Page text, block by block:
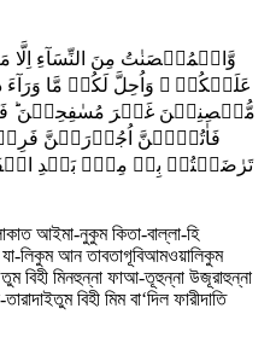
وَّالۡمُحۡصَنٰتُ مِنَ النِّسَآءِ
عَلَیۡکُمۡ ۚ وَاُحِلَّ لَکُمۡ مَّا
مُّحۡصِنِیۡنَ غَیۡرَ مُسٰفِحِیۡنَ
فَاٰتُوۡہُنَّ اُجُوۡرَہُنَّ
تَرٰضَیۡتُمۡ بِہٖ مِنۡۢ بَعۡدِ
আইমা-নুকুম কিতা-বাল্লা-হি
লিকুম আন তাবতাগূবিআমওয়ালিকুম
বিহী মিনহুন্না ফাআ-তূহুন্না উজূরাহুন্না
বিহী মিম বা‘দিল ফারীদাতি